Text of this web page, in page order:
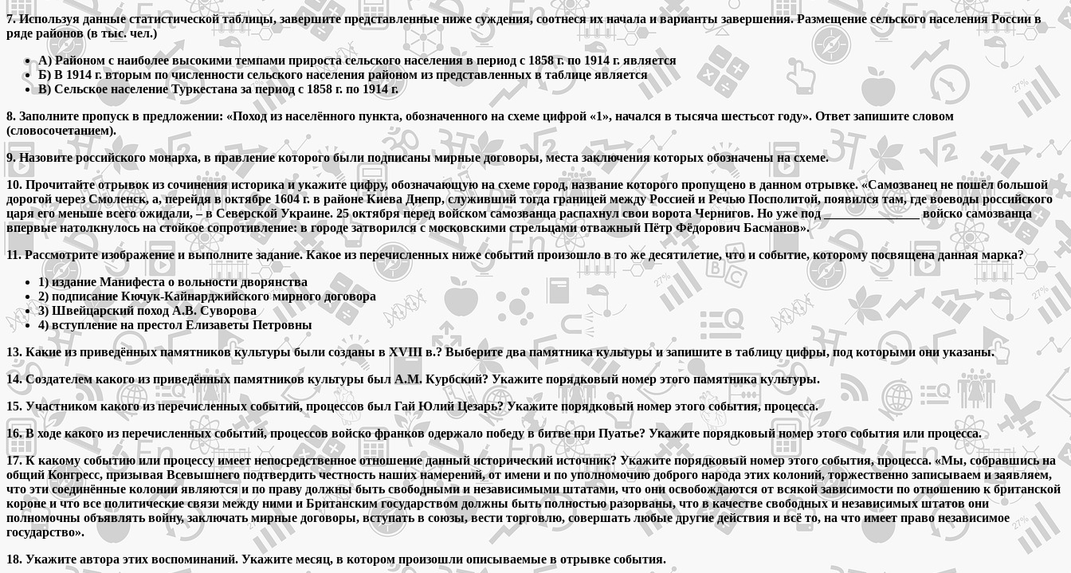
7. Используя данные статистической таблицы, завершите представленные ниже суждения, соотнеся их начала и варианты завершения. Размещение сельского населения России в
ряде районов (в тыс. чел.)
А) Районом с наиболее высокими темпами прироста сельского населения в период с 1858 г. по 1914 г. является
Б) В 1914 г. вторым по численности сельского населения районом из представленных в таблице является
В) Сельское население Туркестана за период с 1858 г. по 1914 г.
8. Заполните пропуск в предложении: «Поход из населённого пункта, обозначенного на схеме цифрой «1», начался в тысяча шестьсот году». Ответ запишите словом
(словосочетанием).
9. Назовите российского монарха, в правление которого были подписаны мирные договоры, места заключения которых обозначены на схеме.
10. Прочитайте отрывок из сочинения историка и укажите цифру, обозначающую на схеме город, название которого пропущено в данном отрывке. «Самозванец не пошёл большой
дорогой через Смоленск, а, перейдя в октябре 1604 г. в районе Киева Днепр, служивший тогда границей между Россией и Речью Посполитой, появился там, где воеводы российского
царя его меньше всего ожидали, – в Северской Украине. 25 октября перед войском самозванца распахнул свои ворота Чернигов. Но уже под _______________ войско самозванца
впервые натолкнулось на стойкое сопротивление: в городе затворился с московскими стрельцами отважный Пётр Фёдорович Басманов».
11. Рассмотрите изображение и выполните задание. Какое из перечисленных ниже событий произошло в то же десятилетие, что и событие, которому посвящена данная марка?
1) издание Манифеста о вольности дворянства
2) подписание Кючук-Кайнарджийского мирного договора
3) Швейцарский поход А.В. Суворова
4) вступление на престол Елизаветы Петровны
13. Какие из приведённых памятников культуры были созданы в XVIII в.? Выберите два памятника культуры и запишите в таблицу цифры, под которыми они указаны.
14. Создателем какого из приведённых памятников культуры был А.М. Курбский? Укажите порядковый номер этого памятника культуры.
15. Участником какого из перечисленных событий, процессов был Гай Юлий Цезарь? Укажите порядковый номер этого события, процесса.
16. В ходе какого из перечисленных событий, процессов войско франков одержало победу в битве при Пуатье? Укажите порядковый номер этого события или процесса.
17. К какому событию или процессу имеет непосредственное отношение данный исторический источник? Укажите порядковый номер этого события, процесса. «Мы, собравшись на
общий Конгресс, призывая Всевышнего подтвердить честность наших намерений, от имени и по уполномочию доброго народа этих колоний, торжественно записываем и заявляем,
что эти соединённые колонии являются и по праву должны быть свободными и независимыми штатами, что они освобождаются от всякой зависимости по отношению к британской
короне и что все политические связи между ними и Британским государством должны быть полностью разорваны, что в качестве свободных и независимых штатов они
полномочны объявлять войну, заключать мирные договоры, вступать в союзы, вести торговлю, совершать любые другие действия и всё то, на что имеет право независимое
государство».
18. Укажите автора этих воспоминаний. Укажите месяц, в котором произошли описываемые в отрывке события.